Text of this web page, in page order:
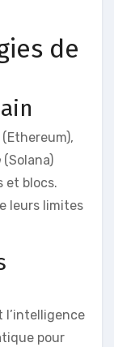
de
(Ethereum),
(Solana)
et blocs.
leurs limites
l’intelligence
pour